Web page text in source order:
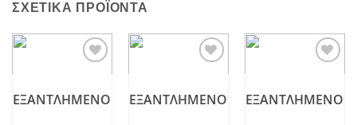
ΣΧΕΤΙΚΆ ΠΡΟΪΌΝΤΑ
ΕΞΑΝΤΛΗΜΈΝΟ ΕΞΑΝΤΛΗΜΈΝΟ ΕΞΑΝΤΛΗΜΈΝΟ